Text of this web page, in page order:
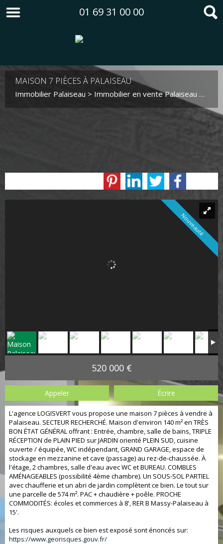
01 69 31 00 00
MAISON 7 PIÈCES À PALAISEAU
Immobilier Palaiseau > Immobilier en vente Palaiseau >
Nouveauté
520 000 €
Appeler Écrire
L'agence LOGISVERT vous propose une maison 7 pièces à vendre à
Palaiseau. SECTEUR RECHERCHÉ. Maison d'environ 140 m² en TRÈS
BON ÉTAT GÉNÉRAL offrant : Entrée, chambre, salle de bains, TRIPLE
RÉCEPTION de PLAIN PIED sur JARDIN orienté PLEIN SUD, cuisine
ouverte / équipée, WC indépendant, GRAND GARAGE, espace de
stockage en mezzanine et cave (passage) au rez-de-chaussée. À
l'étage, 2 chambres, salle d'eau avec WC et BUREAU. COMBLES
AMÉNAGEABLES (possibilité 4ème chambre). Un SOUS-SOL PARTIEL
avec chaufferie et un abri de jardin complètent ce bien. Le tout sur
une parcelle de 574 m². PAC + chaudière + poêle. PROCHE
COMMODITÉS: écoles et commerces à 8', RER B Massy-Palaiseau à
15'.
Les risques auxquels ce bien est exposé sont énoncés sur:
https://www.georisques.gouv.fr/